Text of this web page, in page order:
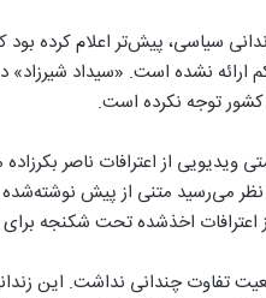
سیاسی، پیش‌تر اعلام کرده
نشده است. «سیداد شیرزاد»
توجه نکرده است.
از اعترافات ناصر
می‌رسید متنی از پیش
اعترافات اخذشده تحت شکنجه